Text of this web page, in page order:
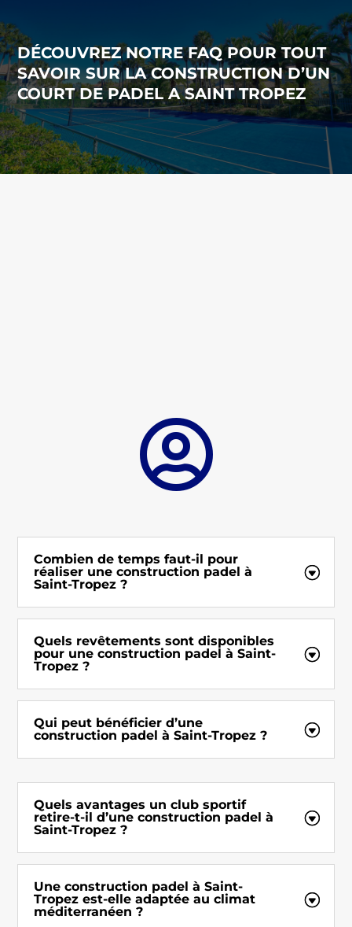
DÉCOUVREZ NOTRE FAQ POUR TOUT
SAVOIR SUR LA CONSTRUCTION D’UN
COURT DE PADEL A SAINT TROPEZ

Combien de temps faut-il pour
réaliser une construction padel à
Saint-Tropez ?
Quels revêtements sont disponibles
pour une construction padel à Saint-
Tropez ?
Qui peut bénéficier d’une
construction padel à Saint-Tropez ?
Quels avantages un club sportif
retire-t-il d’une construction padel à
Saint-Tropez ?
Une construction padel à Saint-
Tropez est-elle adaptée au climat
méditerranéen ?